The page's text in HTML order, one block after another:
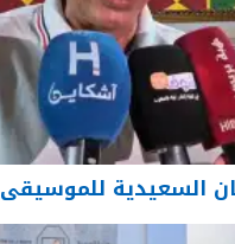
السعيدية للموسيقى